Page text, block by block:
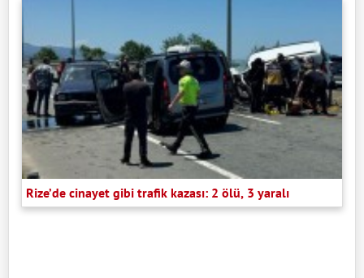
Rize’de cinayet gibi trafik kazası: 2 ölü, 3 yaralı